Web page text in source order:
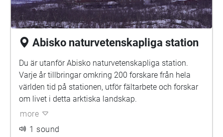
Abisko naturvetenskapliga station
Du är utanför Abisko naturvetenskapliga station.
Varje år tillbringar omkring 200 forskare från hela
världen tid på stationen, utför fältarbete och forskar
om livet i detta arktiska landskap.
more
1 sound